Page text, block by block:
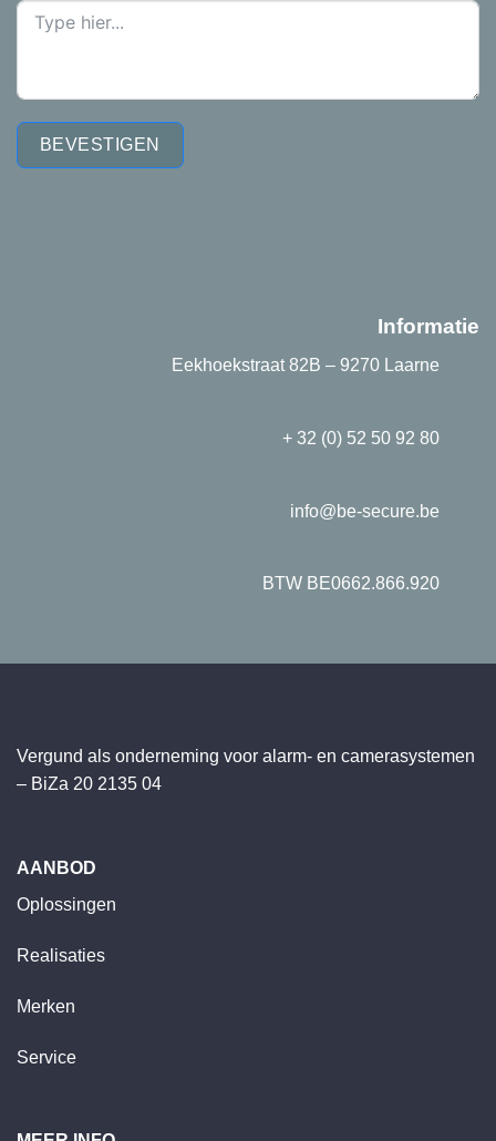
BEVESTIGEN
Informatie
Eekhoekstraat 82B – 9270 Laarne
+ 32 (0) 52 50 92 80
info@be-secure.be
BTW BE0662.866.920
Vergund als onderneming voor alarm- en camerasystemen
– BiZa 20 2135 04
AANBOD
Oplossingen
Realisaties
Merken
Service